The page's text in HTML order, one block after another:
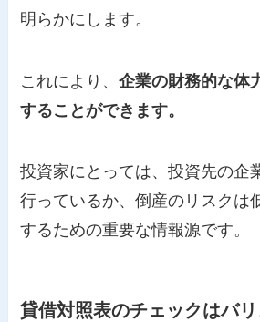
明らかにします。
これにより、企業の財務的な体
することができます。
投資家にとっては、投資先の企
行っているか、倒産のリスクは
するための重要な情報源です。
貸借対照表のチェックはバ